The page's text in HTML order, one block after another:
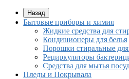
Назад
Бытовые приборы и химия
Жидкие средства для
Кондиционеры для белья
Порошки стиральные для
Рециркуляторы
Средства для мытья
Пледы и Покрывала